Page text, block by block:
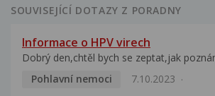
SOUVISEJÍCÍ DOTAZY Z PORADNY
Informace o HPV virech
Dobrý den,chtěl bych se zeptat,jak
Pohlavní nemoci
7.10.2023